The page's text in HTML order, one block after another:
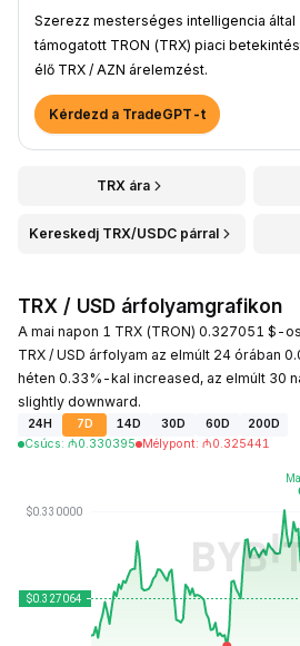
Szerezz mesterséges intelligencia által
támogatott TRON (TRX) piaci
élő TRX / AZN árelemzést.
Kérdezd a TradeGPT-t
TRX ára
Kereskedj TRX/USDC párral
TRX / USD árfolyamgrafikon
A mai napon 1 TRX (TRON) 0.327051 $-
TRX / USD árfolyam az elmúlt 24 órában
héten 0.33%-kal increased, az elmúlt 30
slightly downward.
24H 7D 14D 30D 60D
200D
Csúcs: ₼0.330395 Mélypont: ₼0.325441